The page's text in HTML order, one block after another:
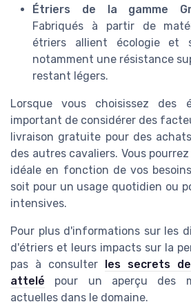
Étriers de la gamme
Fabriqués à partir de
étriers allient écologie et
notamment une résistance
restant légers.
Lorsque vous choisissez des
important de considérer des
livraison gratuite pour des
des autres cavaliers. Vous
idéale en fonction de vos
soit pour un usage quotidien ou
intensives.
Pour plus d'informations sur les
d'étriers et leurs impacts sur la
pas à consulter les secrets
attelé pour un aperçu des
actuelles dans le domaine.